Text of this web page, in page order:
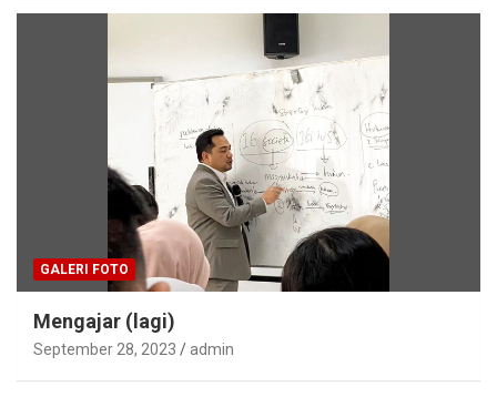
GALERI FOTO
Mengajar (lagi)
September 28, 2023 admin